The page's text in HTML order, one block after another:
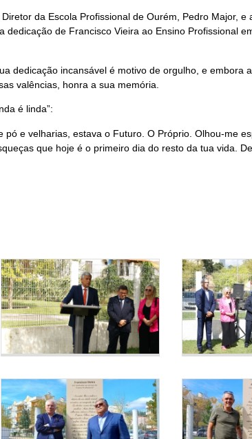
da Escola Profissional de Ourém, Pedro Major, e
de Francisco Vieira ao Ensino Profissional
dedicação incansável é motivo de orgulho, e embora
valências, honra a sua memória.
é linda”:
e velharias, estava o Futuro. O Próprio. Olhou-me
que hoje é o primeiro dia do resto da tua vida.